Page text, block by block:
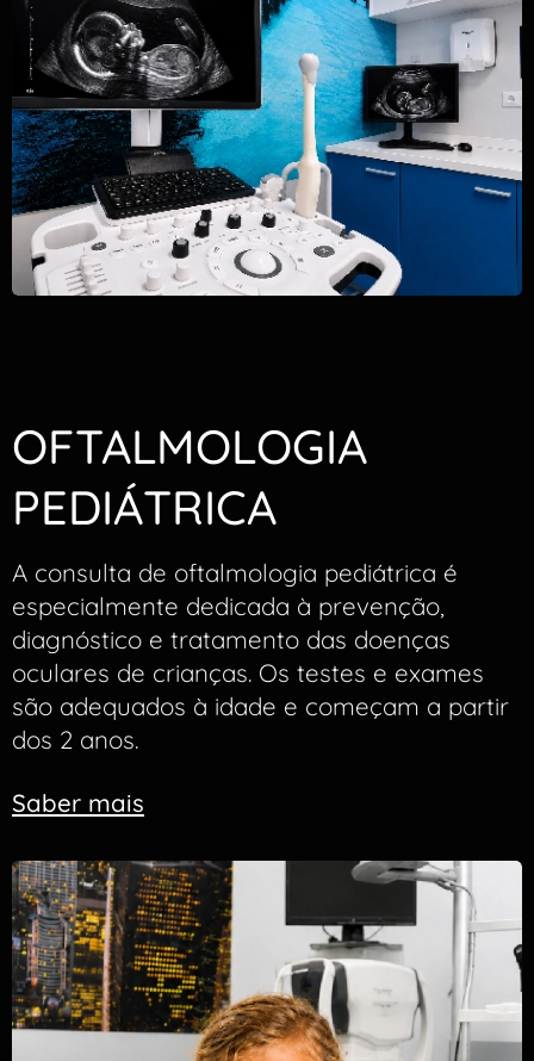
OFTALMOLOGIA
PEDIÁTRICA
A consulta de oftalmologia pediátrica é
especialmente dedicada à prevenção,
diagnóstico e tratamento das doenças
oculares de crianças. Os testes e exames
são adequados à idade e começam a partir
dos 2 anos.
Saber mais